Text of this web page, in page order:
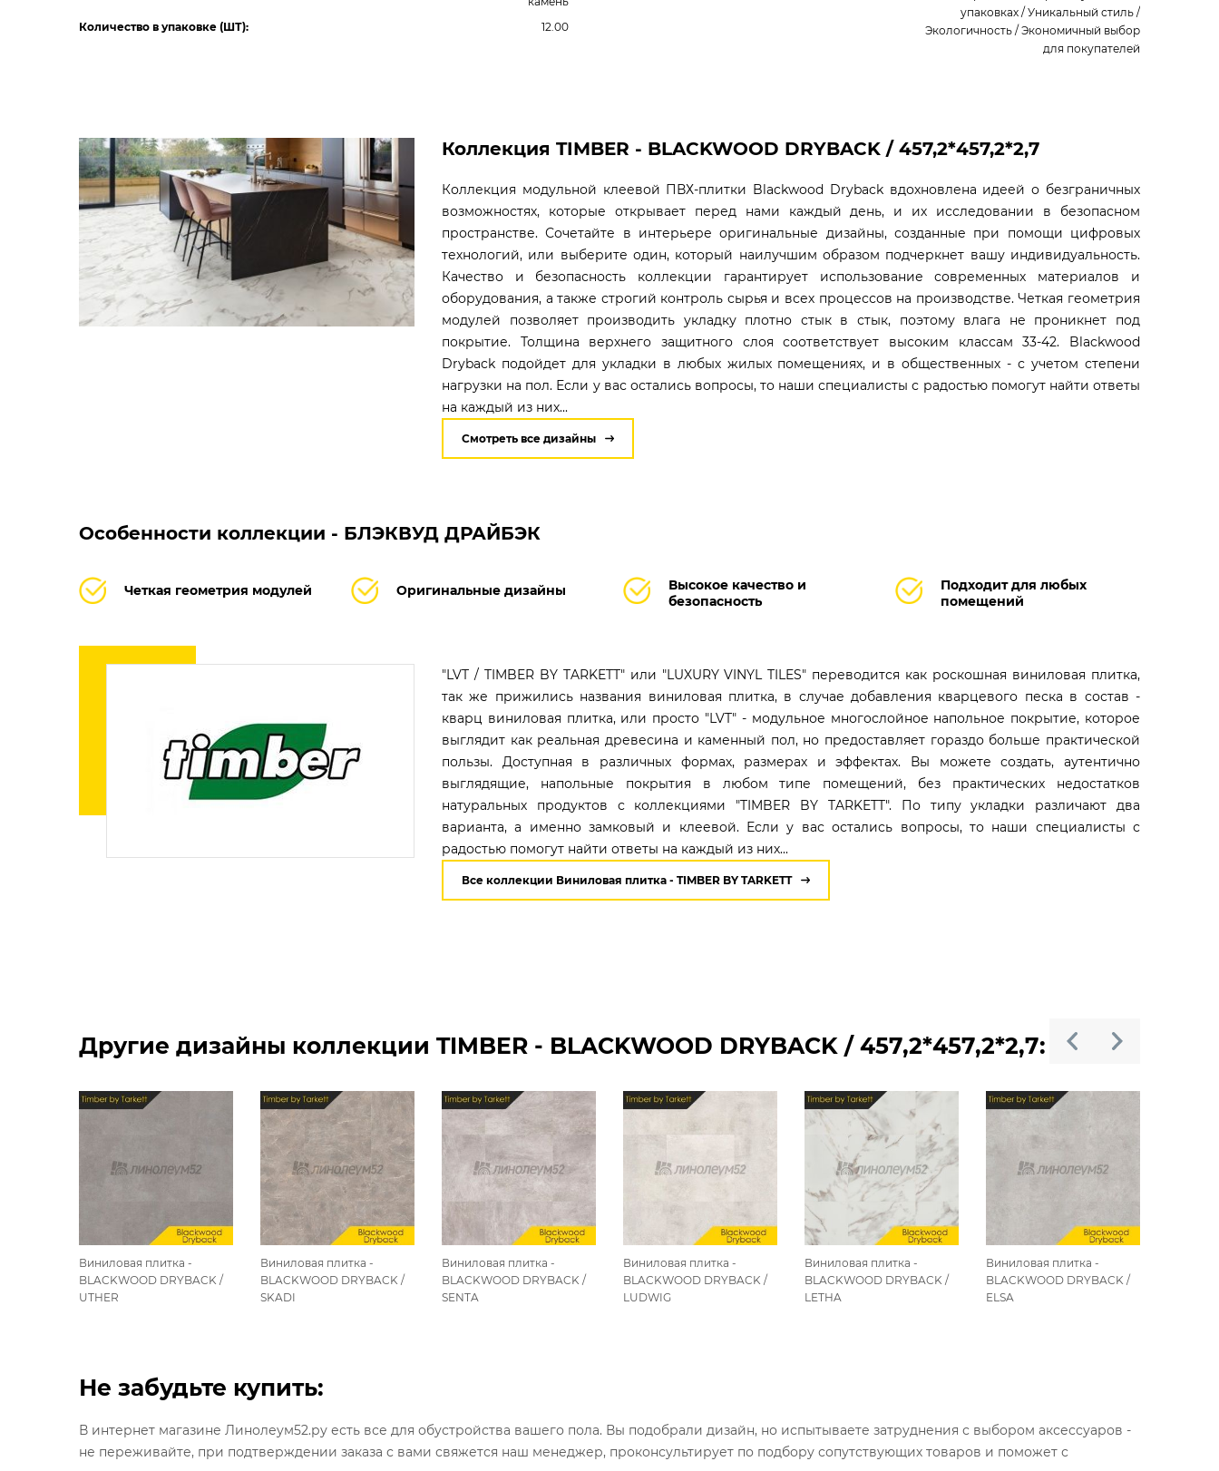
Количество в упаковке (ШТ):
12.00
упаковках / Уникальный стиль /
Экологичность / Экономичный выбор
для покупателей
Коллекция TIMBER - BLACKWOOD DRYBACK / 457,2*457,2*2,7
Коллекция модульной клеевой ПВХ-плитки Blackwood Dryback вдохновлена идеей о безграничных
возможностях, которые открывает перед нами каждый день, и их исследовании в безопасном
пространстве. Сочетайте в интерьере оригинальные дизайны, созданные при помощи цифровых
технологий, или выберите один, который наилучшим образом подчеркнет вашу индивидуальность.
Качество и безопасность коллекции гарантирует использование современных материалов и
оборудования, а также строгий контроль сырья и всех процессов на производстве. Четкая геометрия
модулей позволяет производить укладку плотно стык в стык, поэтому влага не проникнет под
покрытие. Толщина верхнего защитного слоя соответствует высоким классам 33-42. Blackwood
Dryback подойдет для укладки в любых жилых помещениях, и в общественных - с учетом степени
нагрузки на пол. Если у вас остались вопросы, то наши специалисты с радостью помогут найти ответы
на каждый из них...
Смотреть все дизайны
Особенности коллекции - БЛЭКВУД ДРАЙБЭК
Четкая геометрия модулей Оригинальные дизайны
Высокое качество и
безопасность
Подходит для любых
помещений
"LVT / TIMBER BY TARKETT" или "LUXURY VINYL TILES" переводится как роскошная виниловая плитка,
так же прижились названия виниловая плитка, в случае добавления кварцевого песка в состав -
кварц виниловая плитка, или просто "LVT" - модульное многослойное напольное покрытие, которое
выглядит как реальная древесина и каменный пол, но предоставляет гораздо больше практической
пользы. Доступная в различных формах, размерах и эффектах. Вы можете создать, аутентично
выглядящие, напольные покрытия в любом типе помещений, без практических недостатков
натуральных продуктов с коллекциями "TIMBER BY TARKETT". По типу укладки различают два
варианта, а именно замковый и клеевой. Если у вас остались вопросы, то наши специалисты с
радостью помогут найти ответы на каждый из них...
Все коллекции Виниловая плитка - TIMBER BY TARKETT
Другие дизайны коллекции TIMBER - BLACKWOOD DRYBACK / 457,2*457,2*2,7:
Виниловая плитка -
BLACKWOOD DRYBACK /
UTHER
Виниловая плитка -
BLACKWOOD DRYBACK /
SKADI
Виниловая плитка -
BLACKWOOD DRYBACK /
SENTA
Виниловая плитка -
BLACKWOOD DRYBACK /
LUDWIG
Виниловая плитка -
BLACKWOOD DRYBACK /
LETHA
Виниловая плитка -
BLACKWOOD DRYBACK /
ELSA
Не забудьте купить:
В интернет магазине Линолеум52.ру есть все для обустройства вашего пола. Вы подобрали дизайн, но испытываете затруднения с выбором аксессуаров -
не переживайте, при подтверждении заказа с вами свяжется наш менеджер, проконсультирует по подбору сопутствующих товаров и поможет с